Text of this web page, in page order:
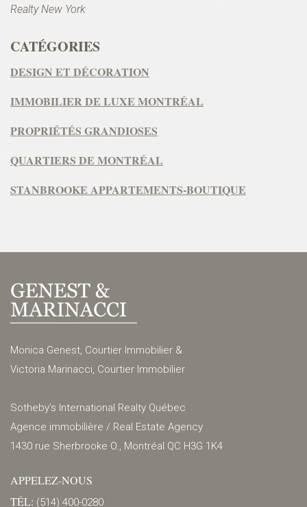
Realty New York
CATÉGORIES
DESIGN ET DÉCORATION
IMMOBILIER DE LUXE MONTRÉAL
PROPRIÉTÉS GRANDIOSES
QUARTIERS DE MONTRÉAL
STANBROOKE APPARTEMENTS-BOUTIQUE
Monica Genest, Courtier Immobilier &
Victoria Marinacci, Courtier Immobilier
Sotheby’s International Realty Québec
Agence immobilière / Real Estate Agency
1430 rue Sherbrooke O., Montréal QC H3G 1K4
APPELEZ-NOUS
TÉL: (514) 400-0280